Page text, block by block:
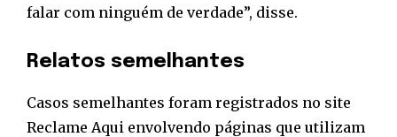
falar com ninguém de verdade”, disse.
Relatos semelhantes
Casos semelhantes foram registrados no site
Reclame Aqui envolvendo páginas que utilizam